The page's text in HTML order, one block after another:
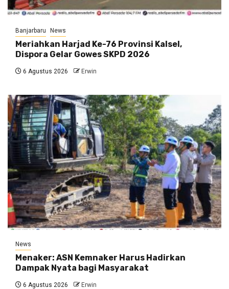
Banjarbaru News
Meriahkan Harjad Ke-76 Provinsi Kalsel,
Dispora Gelar Gowes SKPD 2026
6 Agustus 2026 Erwin
News
Menaker: ASN Kemnaker Harus Hadirkan
Dampak Nyata bagi Masyarakat
6 Agustus 2026 Erwin